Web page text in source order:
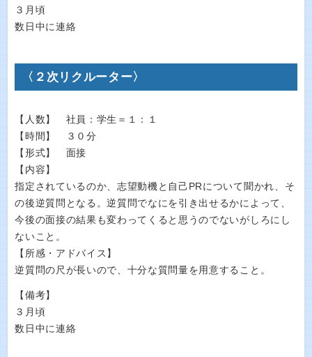
３月頃
数日中に連絡
〈２次リクルーター〉
【人数】 社員：学生＝１：１
【時間】 ３０分
【形式】 面接
【内容】
指定されているのか、志望動機と自己PRについて聞かれ、そ
の後逆質問となる。逆質問でなにを引き出せるかによって、
今後の面接の結果も変わってくると思うのでないがしろにし
ないこと。
【所感・アドバイス】
逆質問の尺が長いので、十分な質問量を用意すること。
【備考】
３月頃
数日中に連絡